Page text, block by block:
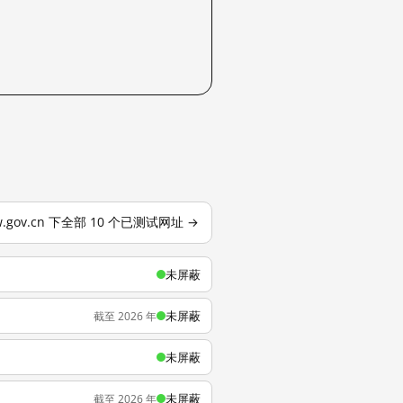
下全部 10 个已测试网址 →
未屏蔽
截至 2026 年 未屏蔽
未屏蔽
截至 2026 年 未屏蔽